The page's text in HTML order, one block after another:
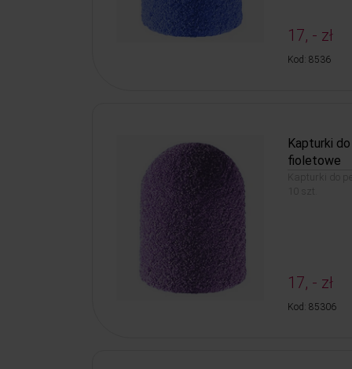
17, - zł
Kod: 8536
Kapturki
fioletowe
Kapturki do
10 szt.
17, - zł
Kod: 85306